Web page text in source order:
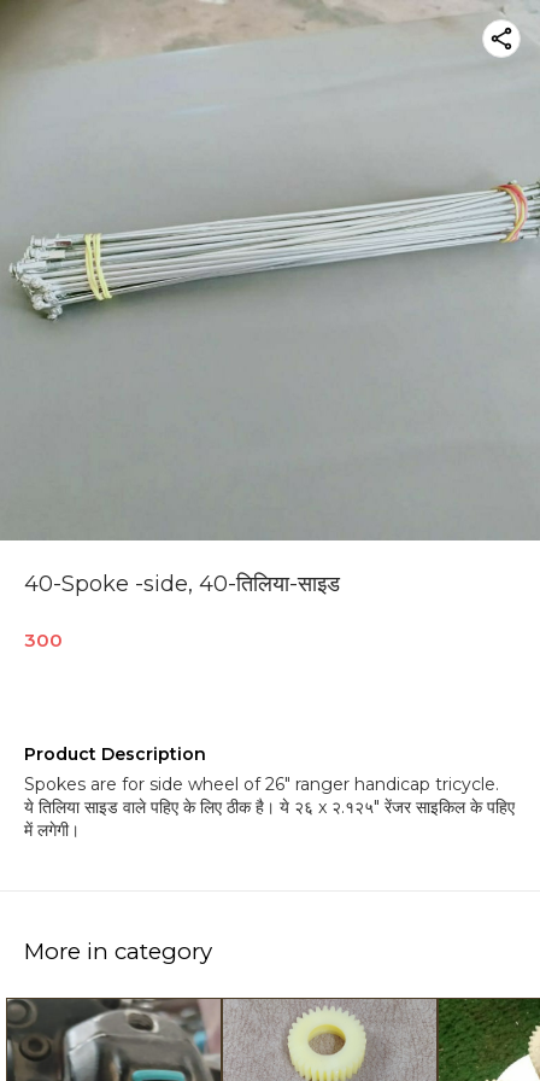
40-Spoke -side, 40-तिलिया-साइड
300
Product Description
Spokes are for side wheel of 26" ranger handicap tricycle.
ये तिलिया साइड वाले पहिए के लिए ठीक है। ये २६ x २.१२५" रेंजर साइकिल के पहिए
में लगेगी।
More in category